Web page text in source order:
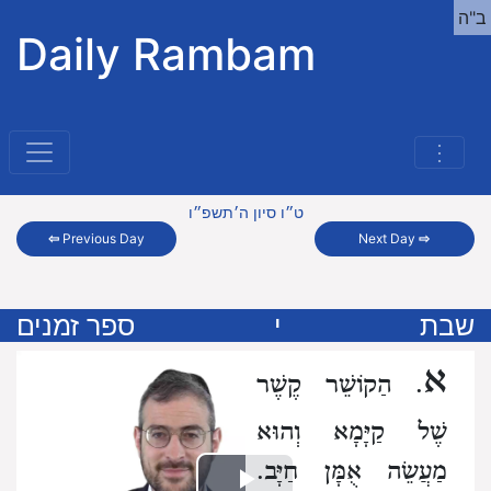
Daily Rambam
⋮
ב"ה
⇦ Previous Day
ט״ו סיון ה׳תשפ״ו
Next Day⇨
שבת י ספר זמנים
א. הַקוֹשֵׁר קֶשֶׁר
שֶׁל קַיָּמָא וְהוּא
מַעֲשֵׂה אֻמָּן חַיָּב.